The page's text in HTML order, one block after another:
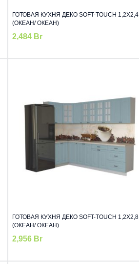
ГОТОВАЯ КУХНЯ ДЕКО SOFT-TOUCH 1,2Х2,4
(ОКЕАН/ ОКЕАН)
2,484 Br
ГОТОВАЯ КУХНЯ ДЕКО SOFT-TOUCH 1,2Х2,8
(ОКЕАН/ ОКЕАН)
2,956 Br